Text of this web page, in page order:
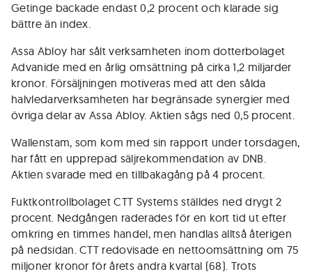
Getinge backade endast 0,2 procent och klarade sig
bättre än index.
Assa Abloy har sålt verksamheten inom dotterbolaget
Advanide med en årlig omsättning på cirka 1,2 miljarder
kronor. Försäljningen motiveras med att den sålda
halvledarverksamheten har begränsade synergier med
övriga delar av Assa Abloy. Aktien sågs ned 0,5 procent.
Wallenstam, som kom med sin rapport under torsdagen,
har fått en upprepad säljrekommendation av DNB.
Aktien svarade med en tillbakagång på 4 procent.
Fuktkontrollbolaget CTT Systems ställdes ned drygt 2
procent. Nedgången raderades för en kort tid ut efter
omkring en timmes handel, men handlas alltså återigen
på nedsidan. CTT redovisade en nettoomsättning om 75
miljoner kronor för årets andra kvartal (68). Trots